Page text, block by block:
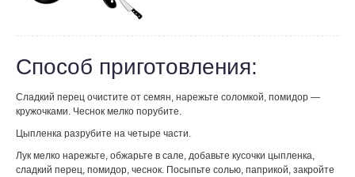
Способ приготовления:
Сладкий перец очистите от семян, нарежьте соломкой, помидор —
кружочками. Чеснок мелко порубите.
Цыпленка разрубите на четыре части.
Лук мелко нарежьте, обжарьте в сале, добавьте кусочки цыпленка,
сладкий перец, помидор, чеснок. Посыпьте солью, паприкой, закройте